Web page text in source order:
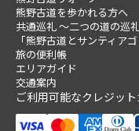
熊野古道を歩かれる方へ
共通巡礼 ～二つの道の巡
「熊野古道とサンティア
旅の便利帳
エリアガイド
交通案内
ご利用可能なクレジット